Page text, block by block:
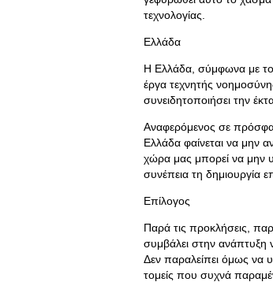
τεχνολογίας.
Ελλάδα
Η Ελλάδα, σύμφωνα με τον
έργα τεχνητής
συνειδητοποιήσει την
Αναφερόμενος σε
Ελλάδα φαίνεται να μην
χώρα μας μπορεί να μην
συνέπεια τη δημιουργία
Επίλογος
Παρά τις προκλήσεις,
συμβάλει στην ανάπτυξη
Δεν παραλείπει όμως να
τομείς που συχνά